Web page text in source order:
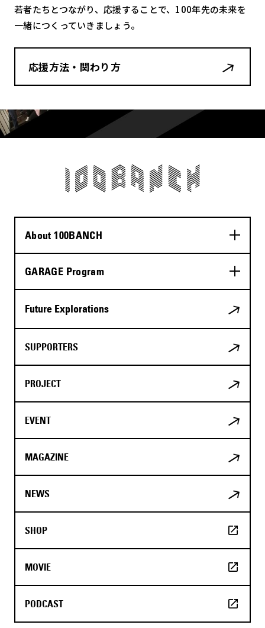
若者たちとつながり、応援することで、100年先の未来を
一緒につくっていきましょう。
応援方法・関わり方
About 100BANCH
GARAGE Program
Future Explorations
SUPPORTERS
PROJECT
EVENT
MAGAZINE
NEWS
SHOP
MOVIE
PODCAST